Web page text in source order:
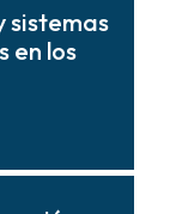
de
sistemas
en los